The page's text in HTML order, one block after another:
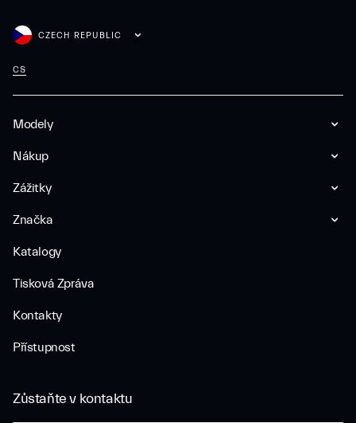
Modely
Nákup
Zážitky
Značka
Katalogy
Tisková Zpráva
Kontakty
Přístupnost
CZECH REPUBLIC
CS
Zůstaňte v kontaktu